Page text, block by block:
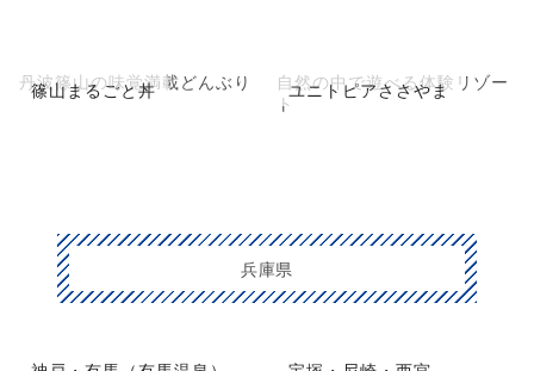
篠山まるごと丼
丹波篠山の味覚満載どんぶり ユニトピアささやま
自然の中で遊べる体験リゾー
ト
兵庫県